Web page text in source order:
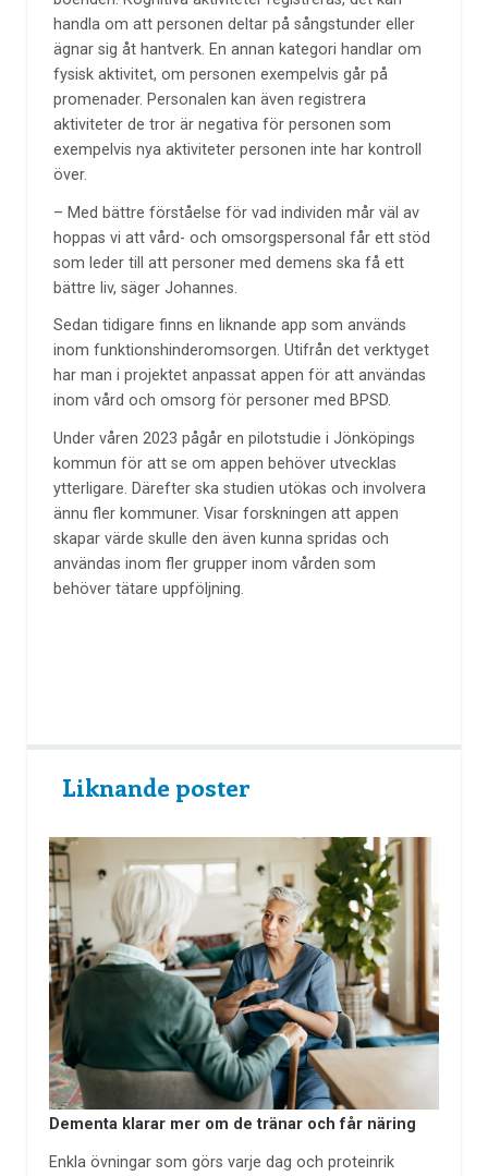
handla om att personen deltar på sångstunder eller
ägnar sig åt hantverk. En annan kategori handlar om
fysisk aktivitet, om personen exempelvis går på
promenader. Personalen kan även registrera
aktiviteter de tror är negativa för personen som
exempelvis nya aktiviteter personen inte har kontroll
över.
– Med bättre förståelse för vad individen mår väl av
hoppas vi att vård- och omsorgspersonal får ett stöd
som leder till att personer med demens ska få ett
bättre liv, säger Johannes.
Sedan tidigare finns en liknande app som används
inom funktionshinderomsorgen. Utifrån det verktyget
har man i projektet anpassat appen för att användas
inom vård och omsorg för personer med BPSD.
Under våren 2023 pågår en pilotstudie i Jönköpings
kommun för att se om appen behöver utvecklas
ytterligare. Därefter ska studien utökas och involvera
ännu fler kommuner. Visar forskningen att appen
skapar värde skulle den även kunna spridas och
användas inom fler grupper inom vården som
behöver tätare uppföljning.
Liknande poster
Dementa klarar mer om de tränar och får näring
Enkla övningar som görs varje dag och proteinrik